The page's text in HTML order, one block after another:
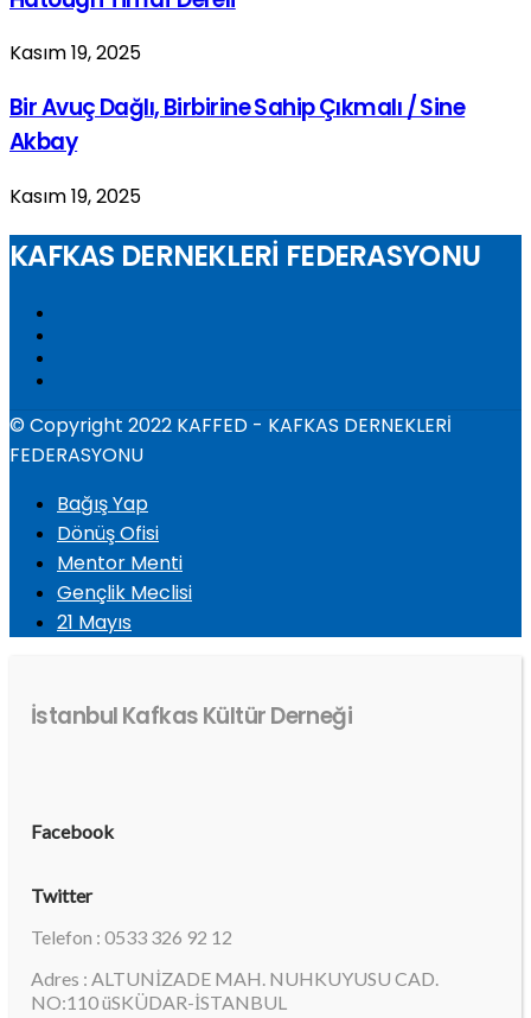
Kasım 19, 2025
Bir Avuç Dağlı, Birbirine Sahip Çıkmalı / Sine
Akbay
Kasım 19, 2025
KAFKAS DERNEKLERİ FEDERASYONU
© Copyright 2022 KAFFED - KAFKAS DERNEKLERİ
FEDERASYONU
Bağış Yap
Dönüş Ofisi
Mentor Menti
Gençlik Meclisi
21 Mayıs
İstanbul Kafkas Kültür Derneği
Facebook
Twitter
Telefon : 0533 326 92 12
Adres : ALTUNİZADE MAH. NUHKUYUSU CAD.
NO:110 üSKÜDAR-İSTANBUL